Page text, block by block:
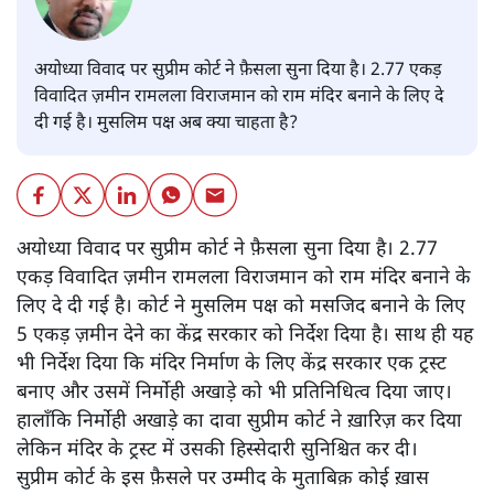
यूसुफ़ अंसारी
अयोध्या विवाद पर सुप्रीम कोर्ट ने फ़ैसला सुना दिया है। 2.77 एकड़
विवादित ज़मीन रामलला विराजमान को राम मंदिर बनाने के लिए दे
दी गई है। मुसलिम पक्ष अब क्या चाहता है?